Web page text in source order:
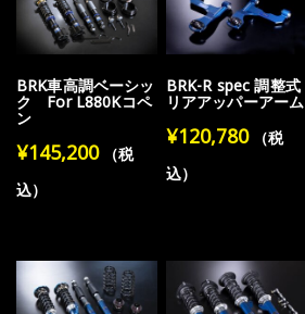
BRK車高調ベーシッ
ク For L880Kコペ
ン
¥145,200
（税
込）
BRK-R spec 調整式
リアアッパーアーム
¥120,780
（税
込）